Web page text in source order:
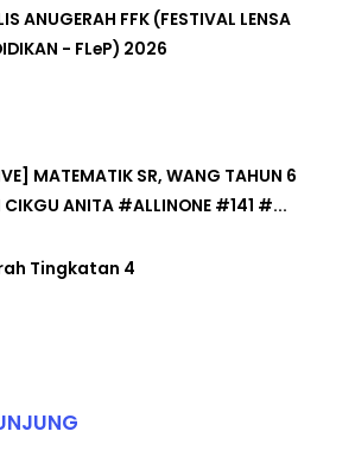
ANUGERAH FFK (FESTIVAL LENSA
- FLeP) 2026
MATEMATIK SR, WANG TAHUN 6
CIKGU ANITA #ALLINONE #141 #...
Tingkatan 4